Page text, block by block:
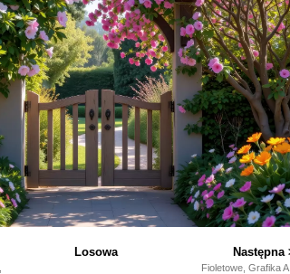
Losowa Następna
Fioletowe, Grafika